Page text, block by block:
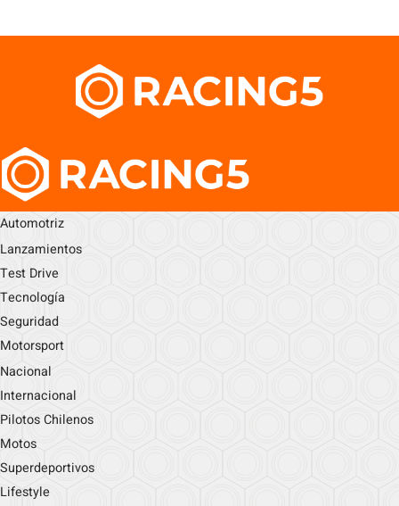
Automotriz
Lanzamientos
Test Drive
Tecnología
Seguridad
Motorsport
Nacional
Internacional
Pilotos Chilenos
Motos
Superdeportivos
Lifestyle